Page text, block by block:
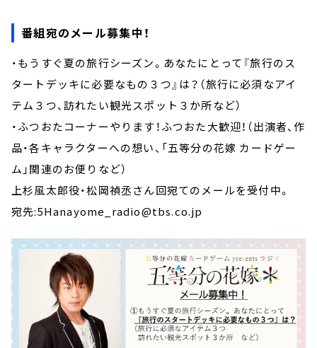
番組宛のメール募集中！
・もうすぐ夏の旅行シーズン。あなたにとって『旅行のス
タートデッキに必要なもの３つ』は？（旅行に必須なアイ
テム３つ、訪れたい観光スポット３か所など）
・ふつおたコーナーやります！ふつおた大歓迎！（出演者、作
品・各キャラクターへの想い、「五等分の花嫁 カードゲー
ム」関連のお便りなど）
上杉風太郎役・松岡禎丞さん回宛てのメールを受付中。
宛先:5Hanayome_radio@tbs.co.jp